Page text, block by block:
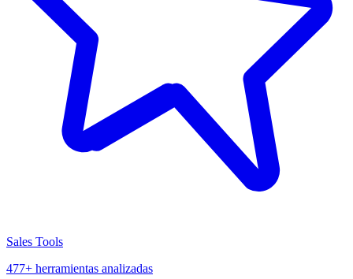
Sales Tools
477+ herramientas analizadas